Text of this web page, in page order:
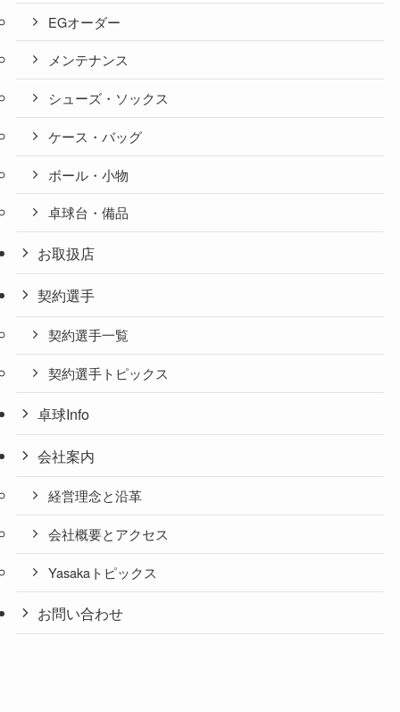
EGオーダー
メンテナンス
シューズ・ソックス
ケース・バッグ
ボール・小物
卓球台・備品
お取扱店
契約選手
契約選手一覧
契約選手トピックス
卓球Info
会社案内
経営理念と沿革
会社概要とアクセス
Yasakaトピックス
お問い合わせ